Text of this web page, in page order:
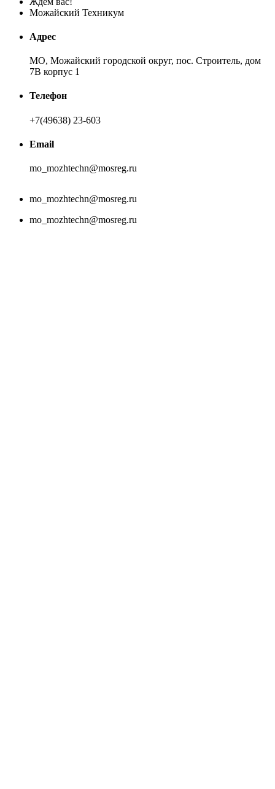
Можайский Техникум
Адрес
МО, Можайский городской округ, пос. Строитель, дом
7В корпус 1
Телефон
+7(49638) 23-603
Email
mo_mozhtechn@mosreg.ru
mo_mozhtechn@mosreg.ru
mo_mozhtechn@mosreg.ru